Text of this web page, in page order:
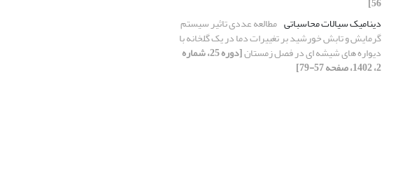
دینامیک سیالات محاسباتی مطالعه عددی تاثیر سیستم
گرمایش و تابش خورشید بر تغییرات دما در یک گلخانه با
دیواره های شیشه ای در فصل زمستان [دوره 25، شماره
2، 1402، صفحه 57-79]